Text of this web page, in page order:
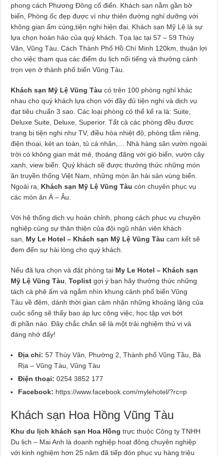
phong cách Phương Đông cổ điển. Khách sạn nằm gần bờ
biển, Phòng ốc đẹp được ví như thiên đường nghỉ dưỡng với
không gian ấm cúng,tiện nghi hiện đại. Khách sạn Mỹ Lệ là sự
lựa chọn hoàn hảo của quý khách. Tọa lạc tại 57 – 59 Thùy
Vân, Vũng Tàu. Cách Thành Phố Hồ Chí Minh 120km, thuận lợi
cho việc tham qua các điểm du lịch nổi tiếng và thưởng cảnh
trọn vẹn ở thành phố biển Vũng Tàu.
Khách sạn Mỹ Lệ Vũng Tàu có trên 100 phòng nghỉ khác
nhau cho quý khách lựa chọn với đầy đủ tiện nghi và dịch vụ
đạt tiêu chuẩn 3 sao. Các loại phòng có thể kể ra là: Suite,
Deluxe Suite, Deluxe, Superior. Tất cả các phòng đều được
trang bị tiện nghi như TV, điều hòa nhiệt độ, phòng tắm riêng,
điện thoại, két an toàn, tủ cá nhân,… Nhà hàng sân vườn ngoài
trời có không gian mát mẻ, thoáng đãng với gió biển, vườn cây
xanh, view biển. Quý khách sẽ được thưởng thức những món
ăn truyền thống Việt Nam, những món ăn hải sản vùng biển.
Ngoài ra, Khách sạn Mỹ Lệ Vũng Tàu còn chuyên phục vụ
các món ăn Á – Âu.
Với hệ thống dịch vụ hoàn chỉnh, phong cách phục vụ chuyên
nghiệp cùng sự thân thiện của đội ngũ nhân viên khách
sạn, My Le Hotel – Khách sạn Mỹ Lệ Vũng Tàu cam kết sẽ
đem đến sự hài lòng cho quý khách.
Nếu đã lựa chọn và đặt phòng tại My Le Hotel – Khách sạn
Mỹ Lệ Vũng Tàu ,Toplist gợi ý bạn hãy thưởng thức những
tách cà phê ấm và ngắm nhìn khung cảnh phố biển Vũng
Tàu về đêm, dành thời gian cảm nhận những khoảng lặng của
cuộc sống sẽ thấy bao áp lực công việc, học tập vơi bớt
đi phần nào. Đây chắc chắn sẽ là một trải nghiệm thú vị và
đáng nhớ đấy!
Địa chỉ:57 Thùy Vân, Phường 2, Thành phố Vũng Tầu, Bà
Rịa – Vũng Tàu, Vũng Tàu
Điện thoại:0254 3852 177
Facebook: https://www.facebook.com/mylehotel/?rc=p
Khách sạn Ho a Hồng Vũng Tàu
Khu du lịch khách sạn Hoa Hồngtrực thuộc Công ty TNHH
Du lịch – Mai Anh là doanh nghiệp hoạt động chuyên nghiệp
với kinh nghiệm hơn 25 năm đã tiếp đón phục vụ hàng triệu